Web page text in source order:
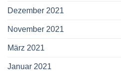
Dezember 2021
November 2021
März 2021
Januar 2021